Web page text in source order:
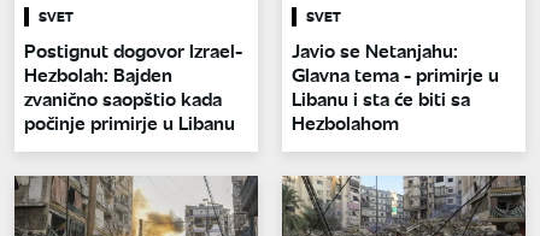
SVET
Postignut dogovor Izrael-
Hezbolah: Bajden
zvanično saopštio kada
počinje primirje u Libanu
SVET
Javio se Netanjahu:
Glavna tema - primirje u
Libanu i sta će biti sa
Hezbolahom